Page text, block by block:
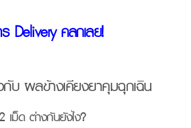
ร Delivery คลิกเลย!
บ ผลข้างเคียงยาคุมฉุกเฉิน
เม็ด ต่างกันยังไง?